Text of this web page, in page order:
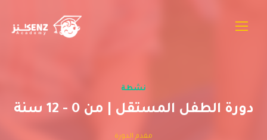
نشطة
دورة الطفل المستقل | من 0 - 12 سنة
مقدم الدورة